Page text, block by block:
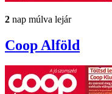
2 nap múlva lejár
Coop Alföld